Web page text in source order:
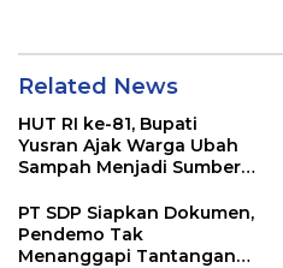
Related News
HUT RI ke-81, Bupati
Yusran Ajak Warga Ubah
Sampah Menjadi Sumber
PT SDP Siapkan Dokumen,
Pendemo Tak
Menanggapi Tantangan